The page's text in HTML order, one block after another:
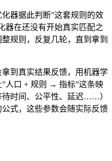
器据此判断”这套规则的效
器在还没有开始真实匹配之
规则，反复几轮，直到拿到
到真实结果反馈，用机器学
人口 + 规则 → 指标”这条映
时间、公平性、延迟……）
公式，这些参数会随实际反馈